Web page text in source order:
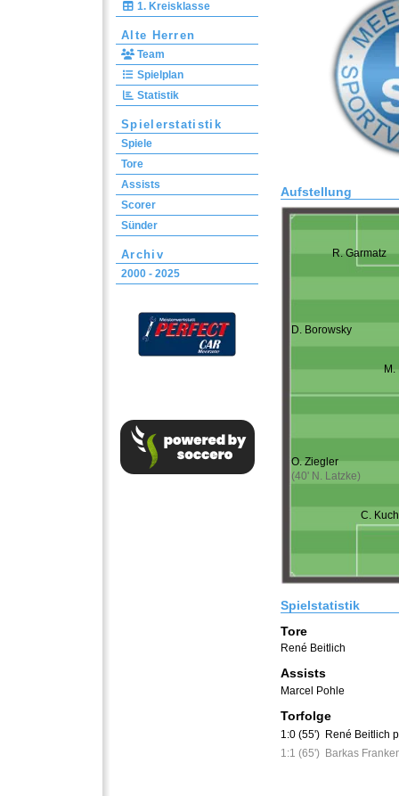
1. Kreisklasse
Alte Herren
Team
Spielplan
Statistik
Spielerstatistik
Spiele
Tore
Assists
Scorer
Sünder
Archiv
2000 - 2025
Aufstellung
R. Garmatz
D. Borowsky
M.
O. Ziegler
(40' N. Latzke)
C.
Spielstatistik
Tore
René Beitlich
Assists
Marcel Pohle
Torfolge
1:0 (55') René Beitlich
1:1 (65') Barkas